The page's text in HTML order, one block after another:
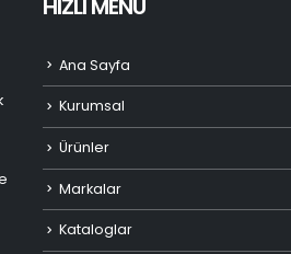
Ana Sayfa
Kurumsal
Ürünler
Markalar
Kataloglar